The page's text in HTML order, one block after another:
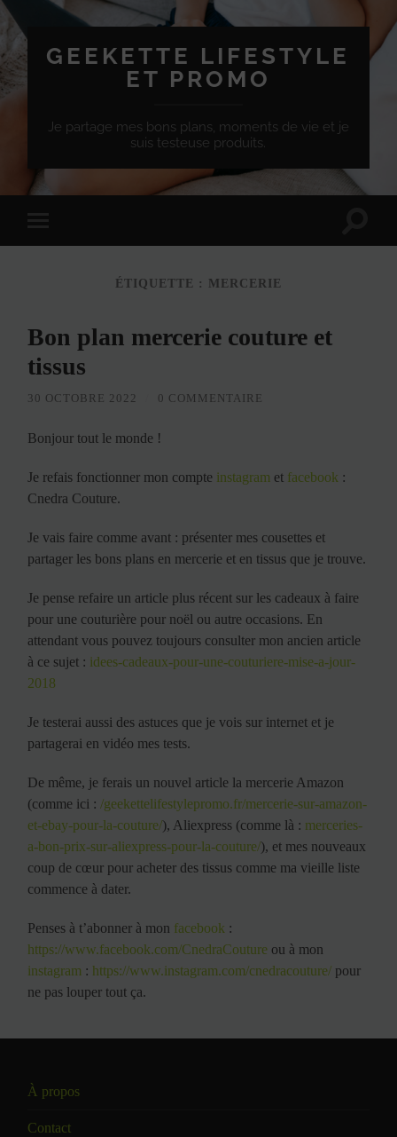
GEEKETTE LIFESTYLE
ET PROMO
Je partage mes bons plans, moments de vie et je
suis testeuse produits.
à
ÉTIQUETTE : MERCERIE
Bon plan mercerie couture et
tissus
30 OCTOBRE 2022 0 COMMENTAIRE
Bonjour tout le monde !
Je refais fonctionner mon compte instagram et facebook :
Cnedra Couture.
Je vais faire comme avant : présenter mes cousettes et
partager les bons plans en mercerie et en tissus que je trouve.
Je pense refaire un article plus récent sur les cadeaux à faire
pour une couturière pour noël ou autre occasions. En
attendant vous pouvez toujours consulter mon ancien article
à ce sujet : idees-cadeaux-pour-une-couturiere-mise-a-jour-
2018
Je testerai aussi des astuces que je vois sur internet et je
partagerai en vidéo mes tests.
De même, je ferais un nouvel article la mercerie Amazon
(comme ici :/geekettelifestylepromo.fr/mercerie-sur-amazon-
et-ebay-pour-la-couture/), Aliexpress (comme là : merceries-
a-bon-prix-sur-aliexpress-pour-la-couture/), et mes nouveaux
coup de cœur pour acheter des tissus comme ma vieille liste
commence à dater.
Penses à t’abonner à mon facebook :
https://www.facebook.com/CnedraCouture ou à mon
instagram : https://www.instagram.com/cnedracouture/ pour
ne pas louper tout ça.
À propos
Contact